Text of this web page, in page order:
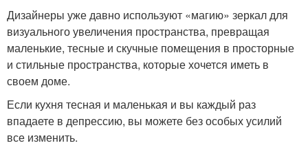
Дизайнеры уже давно используют «магию» зеркал для
визуального увеличения пространства, превращая
маленькие, тесные и скучные помещения в просторные
и стильные пространства, которые хочется иметь в
своем доме.
Если кухня тесная и маленькая и вы каждый раз
впадаете в депрессию, вы можете без особых усилий
все изменить.